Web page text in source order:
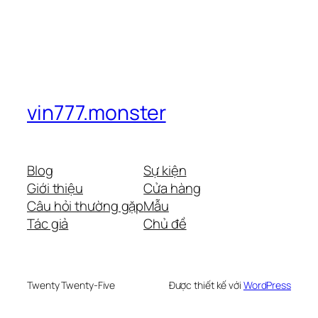
vin777.monster
Blog
Giới thiệu
Câu hỏi thường gặp
Tác giả
Sự kiện
Cửa hàng
Mẫu
Chủ đề
Twenty Twenty-Five Được thiết kế với WordPress